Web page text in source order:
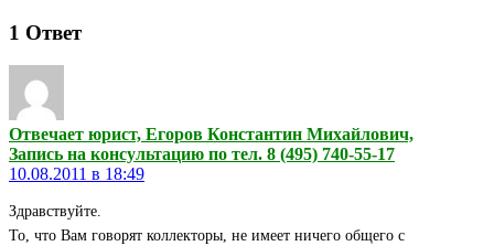
1 Ответ
Отвечает юрист, Егоров Константин Михайлович,
Запись на консультацию по тел. 8 (495) 740-55-17
10.08.2011 в 18:49
Здравствуйте.
То, что Вам говорят коллекторы, не имеет ничего общего с